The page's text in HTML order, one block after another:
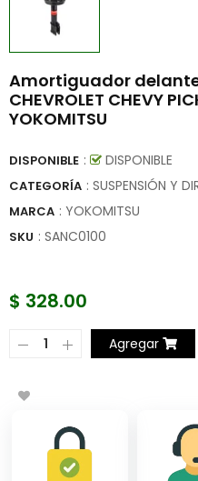
Amortiguador
CHEVROLET CHEVY
YOKOMITSU
DISPONIBLE : DISPONIBLE
CATEGORÍA : SUSPENSIÓN Y
MARCA : YOKOMITSU
SKU : SANC0100
$ 328.00
Agregar